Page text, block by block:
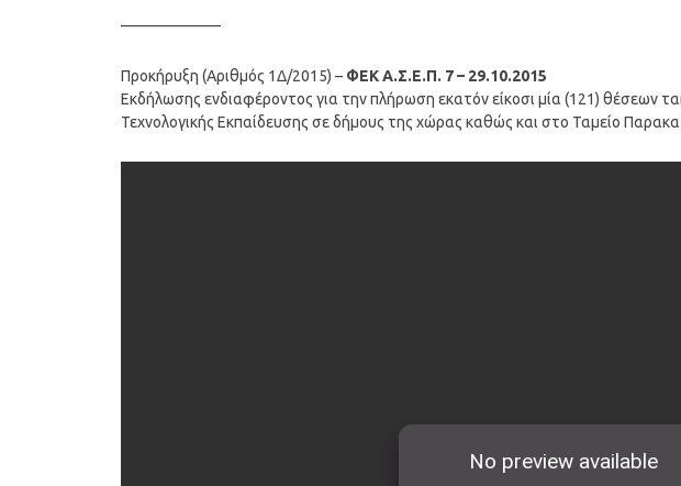
——————–
Προκήρυξη (Αριθμός 1Δ/2015) – ΦΕΚ Α.Σ.Ε.Π. 7 – 29.10.2015
Εκδήλωσης ενδιαφέροντος για την πλήρωση εκατόν είκοσι μία (121) θέσεων
Τεχνολογικής Εκπαίδευσης σε δήμους της χώρας καθώς και στο Ταμείο